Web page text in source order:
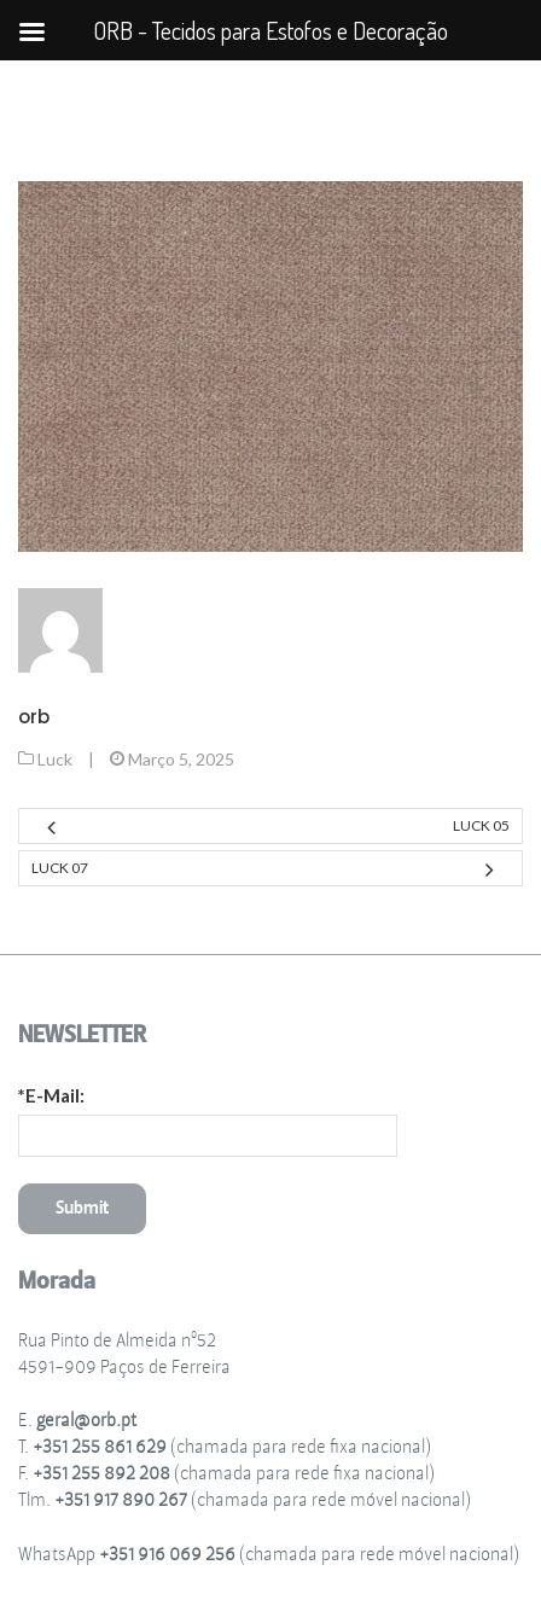
orb
Luck | Março 5, 2025
LUCK 05
LUCK 07
NEWSLETTER
*E-Mail:
Morada
Rua Pinto de Almeida nº52
4591-909 Paços de Ferreira
E. geral@orb.pt
T. +351 255 861 629 (chamada para rede fixa nacional)
F. +351 255 892 208(chamada para rede fixa nacional)
Tlm. +351 917 890 267(chamada para rede móvel nacional)
WhatsApp +351 916 069 256 (chamada para rede móvel nacional)
ORB - Tecidos para Estofos e Decoração